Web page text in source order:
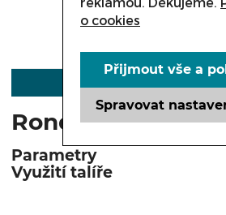
Rondo talíř
Parametry
Využití talíře
o cookies
Spravovat
Přijmout vše a